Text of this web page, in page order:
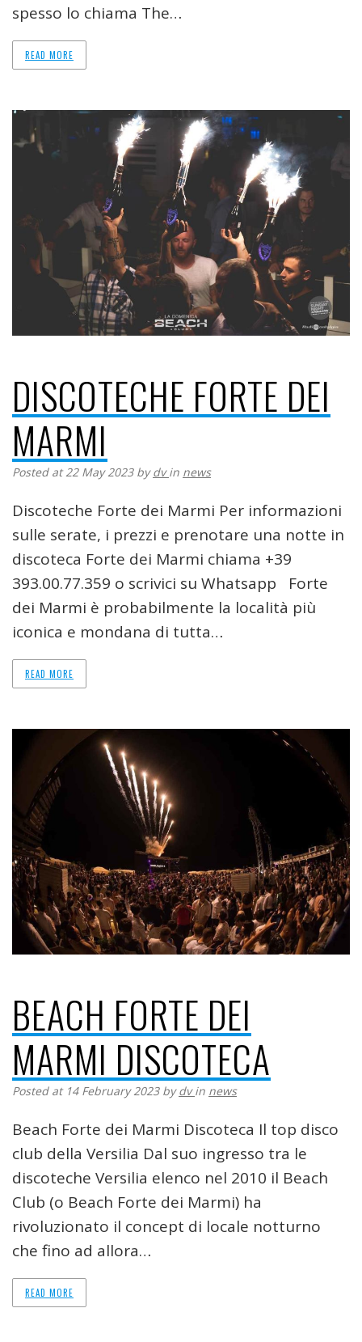
spesso lo chiama The…
READ MORE
DISCOTECHE FORTE DEI
MARMI
Posted at 22 May 2023 bydvin news
Discoteche Forte dei Marmi Per informazioni
sulle serate, i prezzi e prenotare una notte in
discoteca Forte dei Marmi chiama +39
393.00.77.359 o scrivici su Whatsapp Forte
dei Marmi è probabilmente la località più
iconica e mondana di tutta…
READ MORE
BEACH FORTE DEI
MARMI DISCOTECA
Posted at 14 February 2023 bydvin news
Beach Forte dei Marmi Discoteca Il top disco
club della Versilia Dal suo ingresso tra le
discoteche Versilia elenco nel 2010 il Beach
Club (o Beach Forte dei Marmi) ha
rivoluzionato il concept di locale notturno
che fino ad allora…
READ MORE